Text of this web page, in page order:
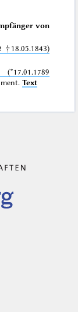
von
†18.05.1843)
Text